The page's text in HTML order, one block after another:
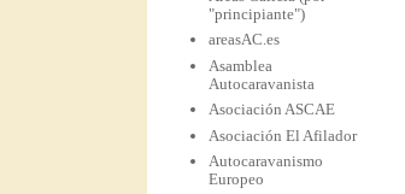
"principiante")
areasAC.es
Asamblea
Autocaravanista
Asociación ASCAE
Asociación El Afilador
Autocaravanismo
Europeo